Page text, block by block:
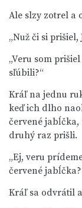
Ale slzy zotrel a
„Nuž či si
„Veru som
sľúbili?“
Kráľ na jednu
keď ich dlho
červené
druhý raz prišli.
„Ej, veru
červené
Kráľ sa odvrátil